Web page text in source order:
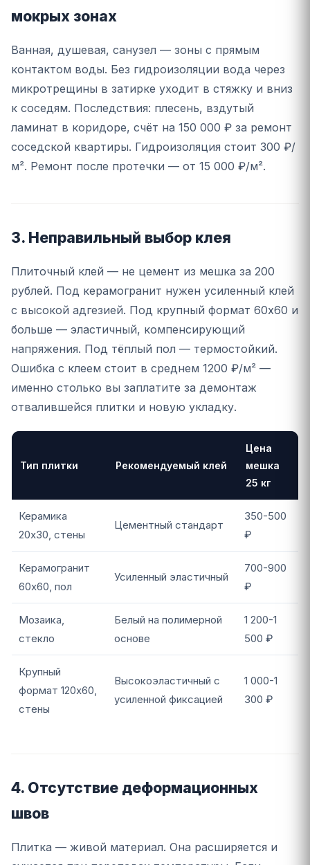
мокрых зонах
Ванная, душевая, санузел — зоны с прямым
контактом воды. Без гидроизоляции вода через
микротрещины в затирке уходит в стяжку и вниз
к соседям. Последствия: плесень, вздутый
ламинат в коридоре, счёт на 150 000 ₽ за ремонт
соседской квартиры. Гидроизоляция стоит 300 ₽/
м². Ремонт после протечки — от 15 000 ₽/м².
3. Неправильный выбор клея
Плиточный клей — не цемент из мешка за 200
рублей. Под керамогранит нужен усиленный клей
с высокой адгезией. Под крупный формат 60x60 и
больше — эластичный, компенсирующий
напряжения. Под тёплый пол — термостойкий.
Ошибка с клеем стоит в среднем 1200 ₽/м² —
именно столько вы заплатите за демонтаж
отвалившейся плитки и новую укладку.
Тип плитки Рекомендуемый клей
Цена
мешка
25 кг
Керамика
20x30, стены
Цементный стандарт
350-500
₽
Керамогранит
60x60, пол
Усиленный эластичный
700-900
₽
Мозаика,
стекло
Белый на полимерной
основе
1 200-1
500 ₽
Крупный
формат 120x60,
стены
Высокоэластичный с
усиленной фиксацией
1 000-1
300 ₽
4. Отсутствие деформационных
швов
Плитка — живой материал. Она расширяется и